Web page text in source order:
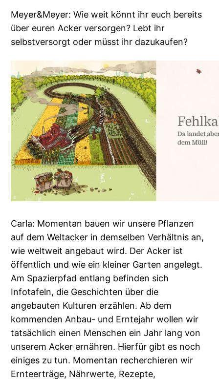
Meyer&Meyer: Wie weit könnt ihr euch bereits
über euren Acker versorgen? Lebt ihr
selbstversorgt oder müsst ihr dazukaufen?
Carla: Momentan bauen wir unsere Pflanzen
auf dem Weltacker in demselben Verhältnis an,
wie weltweit angebaut wird. Der Acker ist
öffentlich und wie ein kleiner Garten angelegt.
Am Spazierpfad entlang befinden sich
Infotafeln, die Geschichten über die
angebauten Kulturen erzählen. Ab dem
kommenden Anbau- und Erntejahr wollen wir
tatsächlich einen Menschen ein Jahr lang von
unserem Acker ernähren. Hierfür gibt es noch
einiges zu tun. Momentan recherchieren wir
Ernteerträge, Nährwerte, Rezepte,